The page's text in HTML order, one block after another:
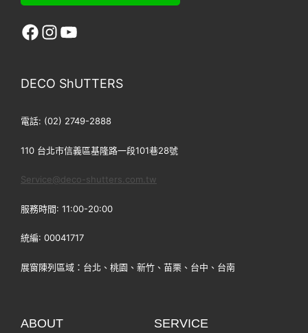
facebook
Instagram
YouTube
DECO ShUTTERS
電話: (02) 2749-2888
110 台北市信義區基隆路一段101巷28號
Service@deco-shutters.com.tw
服務時間: 11:00-20:00
統編: 00041717
展窗陳列區域：台北、桃園、新竹、苗栗、台中、台南
ABOUT SERVICE